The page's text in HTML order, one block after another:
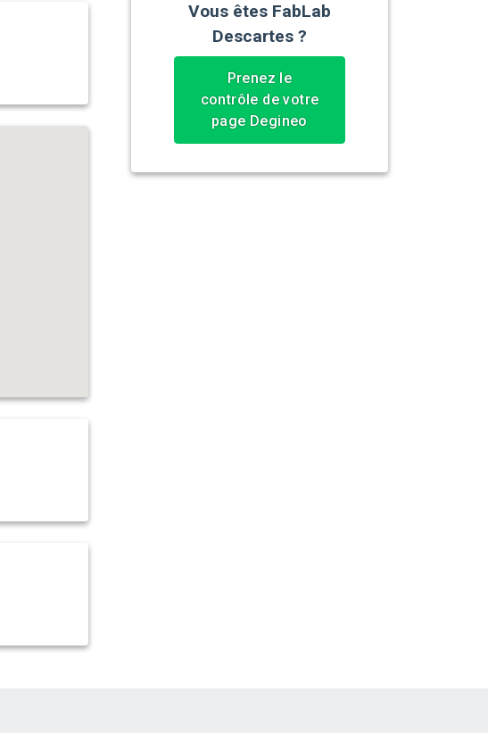
Vous êtes FabLab
Descartes ?
Prenez le
contrôle de votre
page Degineo